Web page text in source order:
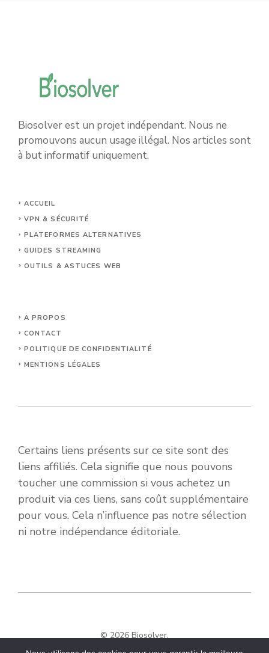
Biosolver est un projet indépendant. Nous ne
promouvons aucun usage illégal. Nos articles sont
à but informatif uniquement.
ACCUEIL
VPN & SÉCURITÉ
PLATEFORMES ALTERNATIVES
GUIDES STREAMING
OUTILS & ASTUCES WEB
A PROPOS
CONTACT
POLITIQUE DE CONFIDENTIALITÉ
MENTIONS LÉGALES
Certains liens présents sur ce site sont des
liens affiliés. Cela signifie que nous pouvons
toucher une commission si vous achetez un
produit via ces liens, sans coût supplémentaire
pour vous. Cela n’influence pas notre sélection
ni notre indépendance éditoriale.
© 2026 Biosolver.